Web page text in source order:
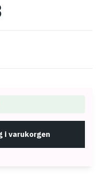
i varukorgen